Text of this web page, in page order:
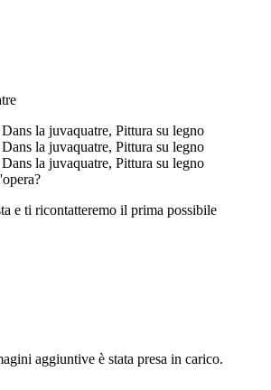
e ti ricontatteremo il prima possibile
aggiuntive è stata presa in carico.